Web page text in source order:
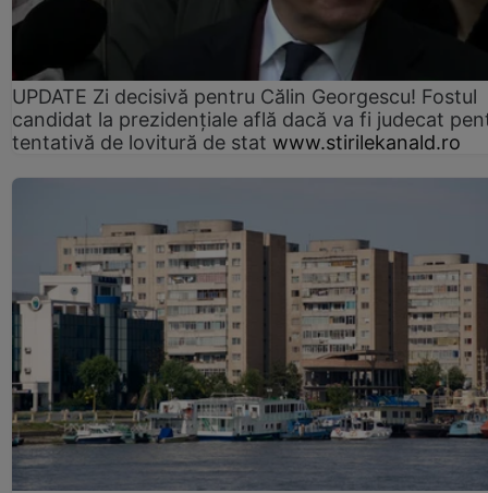
UPDATE Zi decisivă pentru Călin Georgescu! Fostul
candidat la prezidențiale află dacă va fi judecat
tentativă de lovitură de stat www.stirilekanald.ro